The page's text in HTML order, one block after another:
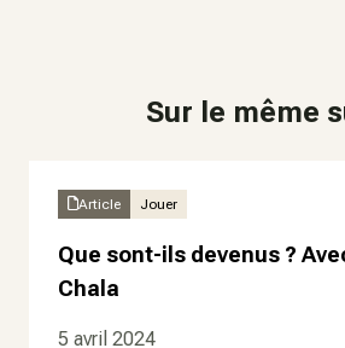
Sur le même
Article Jouer
Que sont-ils devenus ?
Chala
5 avril 2024